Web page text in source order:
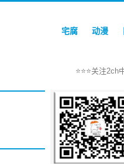
宅腐 动漫
⭐⭐⭐关注2ch